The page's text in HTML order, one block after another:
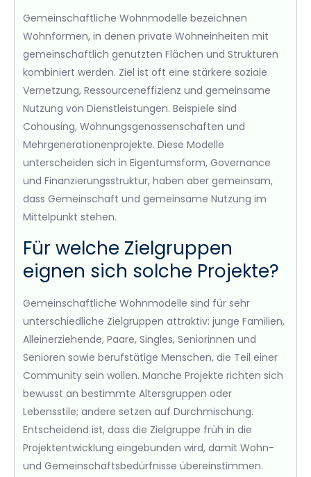
Gemeinschaftliche Wohnmodelle bezeichnen
Wohnformen, in denen private Wohneinheiten mit
gemeinschaftlich genutzten Flächen und Strukturen
kombiniert werden. Ziel ist oft eine stärkere soziale
Vernetzung, Ressourceneffizienz und gemeinsame
Nutzung von Dienstleistungen. Beispiele sind
Cohousing, Wohnungsgenossenschaften und
Mehrgenerationenprojekte. Diese Modelle
unterscheiden sich in Eigentumsform, Governance
und Finanzierungsstruktur, haben aber gemeinsam,
dass Gemeinschaft und gemeinsame Nutzung im
Mittelpunkt stehen.
Für welche Zielgruppen
eignen sich solche Projekte?
Gemeinschaftliche Wohnmodelle sind für sehr
unterschiedliche Zielgruppen attraktiv: junge Familien,
Alleinerziehende, Paare, Singles, Seniorinnen und
Senioren sowie berufstätige Menschen, die Teil einer
Community sein wollen. Manche Projekte richten sich
bewusst an bestimmte Altersgruppen oder
Lebensstile; andere setzen auf Durchmischung.
Entscheidend ist, dass die Zielgruppe früh in die
Projektentwicklung eingebunden wird, damit Wohn-
und Gemeinschaftsbedürfnisse übereinstimmen.